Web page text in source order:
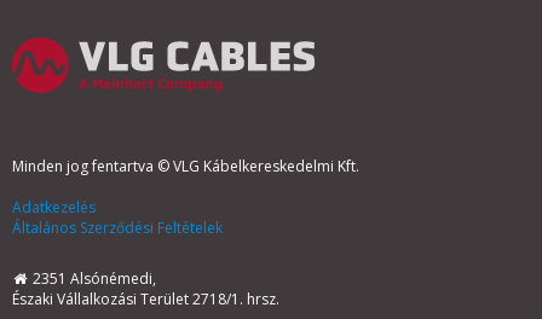
Minden jog fentartva © VLG Kábelkereskedelmi Kft.
Adatkezelés
Általános Szerződési Feltételek
2351 Alsónémedi,
Északi Vállalkozási Terület 2718/1. hrsz.